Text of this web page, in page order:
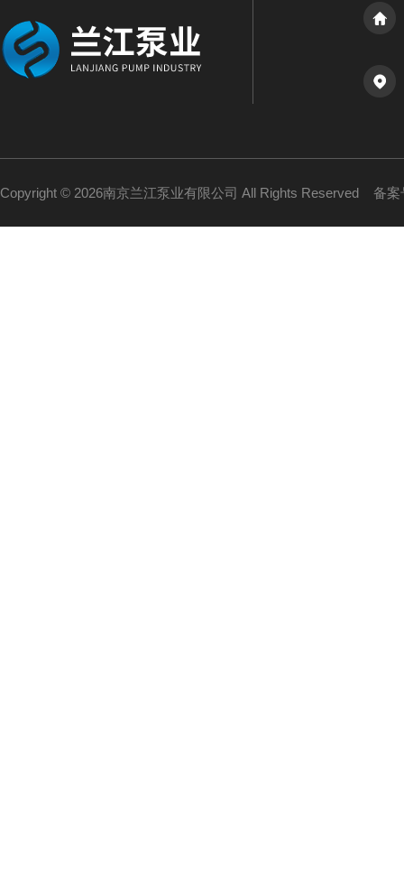
Copyright © 2026南京兰江泵业有限公司 All Rights Reserved 备案